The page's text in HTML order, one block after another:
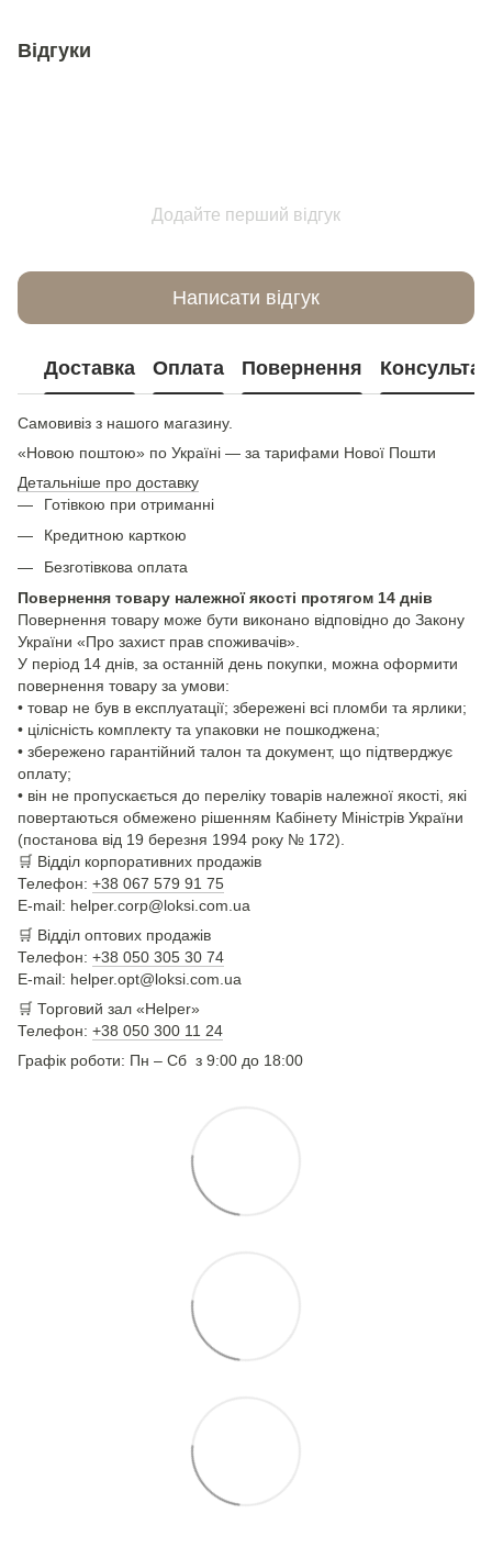
Відгуки
Додайте перший відгук
Написати відгук
Доставка Оплата Повернення
Самовивіз з нашого магазину.
«Новою поштою» по Україні — за тарифами Нової Пошти
Детальніше про доставку
Готівкою при отриманні
Кредитною карткою
Безготівкова оплата
Повернення товару належної якості протягом 14 днів
Повернення товару може бути виконано відповідно до Закону
України «Про захист прав споживачів».
У період 14 днів, за останній день покупки, можна оформити
повернення товару за умови:
• товар не був в експлуатації; збережені всі пломби та ярлики;
• цілісність комплекту та упаковки не пошкоджена;
• збережено гарантійний талон та документ, що підтверджує
оплату;
• він не пропускається до переліку товарів належної якості, які
повертаються обмежено рішенням Кабінету Міністрів України
(постанова від 19 березня 1994 року № 172).
🛒 Відділ корпоративних продажів
Телефон: +38 067 579 91 75
E-mail: helper.corp@loksi.com.ua
🛒 Відділ оптових продажів
Телефон: +38 050 305 30 74
E-mail: helper.opt@loksi.com.ua
🛒 Торговий зал «Helper»
Телефон: +38 050 300 11 24
Графік роботи: Пн – Сб з 9:00 до 18:00